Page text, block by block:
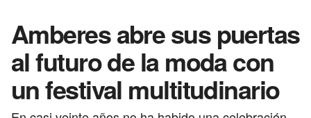
Amberes abre sus puertas
al futuro de la moda con
un festival multitudinario